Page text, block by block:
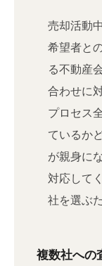
売却活動
希望者と
る不動産
合わせに
プロセス
ているか
が親身に
対応して
社を選ぶ
複数社への